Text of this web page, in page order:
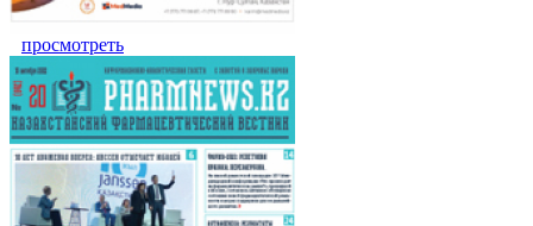
просмотреть